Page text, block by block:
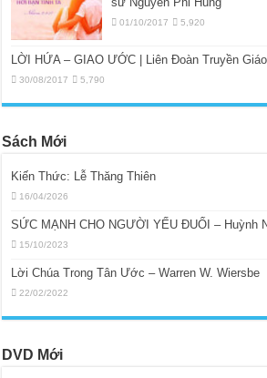
01/10/2017 5,920
LỜI HỨA – GIAO ƯỚC | Liên Đoàn Truyền
30/08/2017 5,790
Sách Mới
Kiến Thức: Lễ Thăng Thiên
16/04/2026
SỨC MẠNH CHO NGƯỜI YẾU ĐUỐI – Huỳnh
15/10/2023
Lời Chúa Trong Tân Ước – Warren W. Wiersbe
22/02/2022
DVD Mới